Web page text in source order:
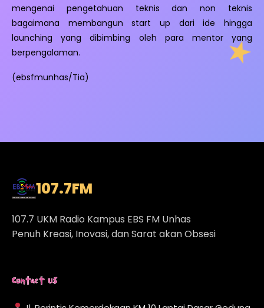
mengenai pengetahuan teknis dan non teknis
bagaimana membangun start up dari ide hingga
launching yang dibimbing oleh para mentor yang
berpengalaman.
(ebsfmunhas/Tia)
107.7FM
107.7 UKM Radio Kampus EBS FM Unhas
Penuh Kreasi, Inovasi, dan Sarat akan Obsesi
Contact Us